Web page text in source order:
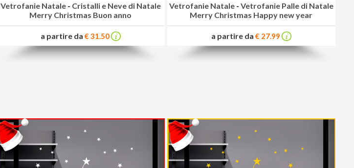
Vetrofanie Natale - Cristalli e Neve di Natale
Merry Christmas Buon anno
a partire da € 31.50
Vetrofanie Natale - Vetrofanie Palle di Natale
Merry Christmas Happy new year
a partire da € 27.99